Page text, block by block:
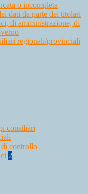
o incompleta
dati da parte dei titolari
di amministrazione, di
regionali/provinciali
consiliari
controllo
2